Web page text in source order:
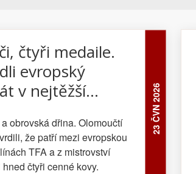
23 ČVN 2026
čtyři medaile.
evropský
v nejtěžší
obrovská dřina. Olomoučtí
že patří mezi evropskou
TFA a z mistrovství
čtyři cenné kovy.